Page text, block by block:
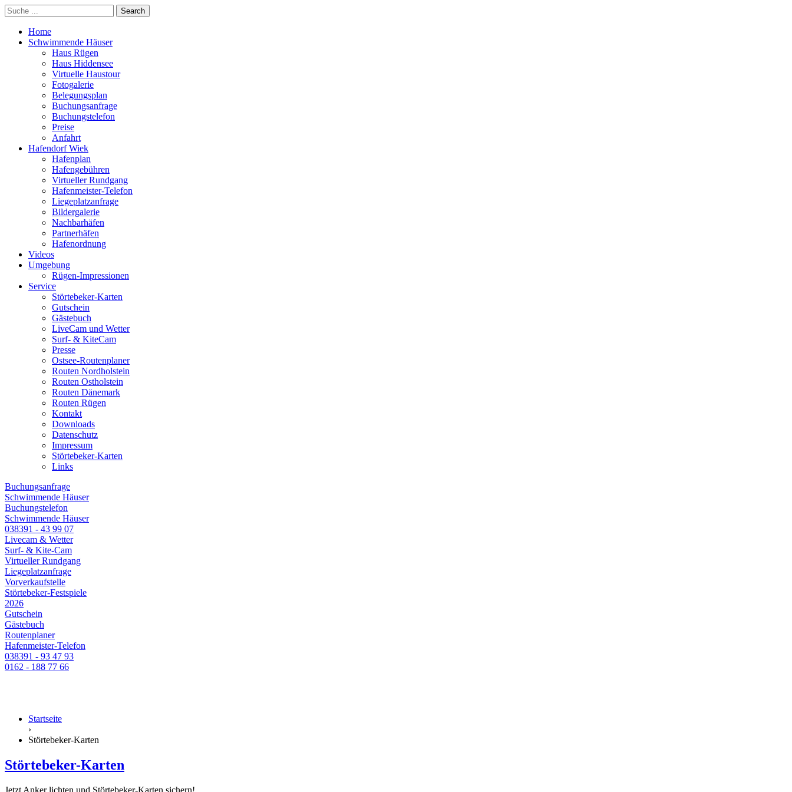
Home
Schwimmende Häuser
Haus Rügen
Haus Hiddensee
Virtuelle Haustour
Fotogalerie
Belegungsplan
Buchungsanfrage
Buchungstelefon
Preise
Anfahrt
Hafendorf Wiek
Hafenplan
Hafengebühren
Virtueller Rundgang
Hafenmeister-Telefon
Liegeplatzanfrage
Bildergalerie
Nachbarhäfen
Partnerhäfen
Hafenordnung
Videos
Umgebung
Rügen-Impressionen
Service
Störtebeker-Karten
Gutschein
Gästebuch
LiveCam und Wetter
Surf- & KiteCam
Presse
Ostsee-Routenplaner
Routen Nordholstein
Routen Ostholstein
Routen Dänemark
Routen Rügen
Kontakt
Downloads
Datenschutz
Impressum
Störtebeker-Karten
Links
Buchungsanfrage
Schwimmende Häuser
Buchungstelefon
Schwimmende Häuser
038391 - 43 99 07
Livecam & Wetter
Surf- & Kite-Cam
Virtueller Rundgang
Liegeplatzanfrage
Vorverkaufstelle
Störtebeker-Festspiele
2026
Gutschein
Gästebuch
Routenplaner
Hafenmeister-Telefon
038391 - 93 47 93
0162 - 188 77 66
Startseite
›
Störtebeker-Karten
Störtebeker-Karten
Jetzt Anker lichten und Störtebeker-Karten sichern!